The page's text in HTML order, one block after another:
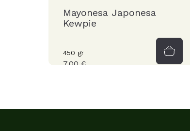
Mayonesa Japonesa
Kewpie
450 gr
7,00 €